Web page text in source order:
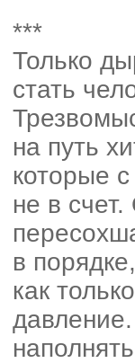
***
Только
стать
на путь
которые
не в
в
как